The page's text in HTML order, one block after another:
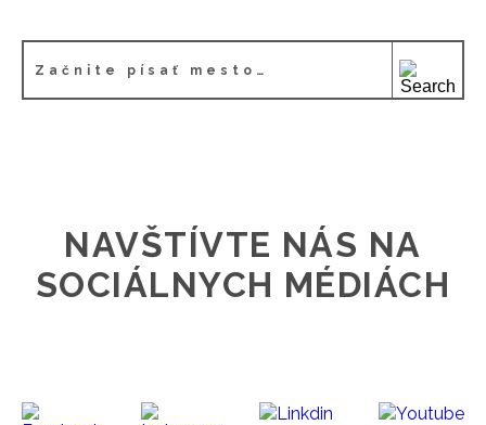
NAVŠTÍVTE NÁS NA
SOCIÁLNYCH MÉDIÁCH